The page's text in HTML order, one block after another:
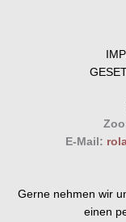
E-Mail:
Gerne nehmen wir
einen